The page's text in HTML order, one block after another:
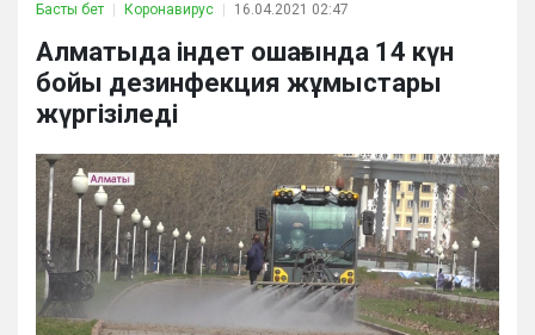
Басты бет Коронавирус 16.04.2021 02:47
Алматыда індет ошағында 14 күн
бойы дезинфекция жұмыстары
жүргізіледі